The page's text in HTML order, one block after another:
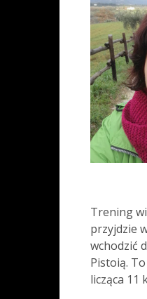
Trening
przyjdzie
wchodzić
Pistoią.
licząca 11